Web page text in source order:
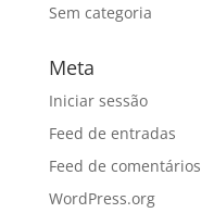
Sem categoria
Meta
Iniciar sessão
Feed de entradas
Feed de comentários
WordPress.org